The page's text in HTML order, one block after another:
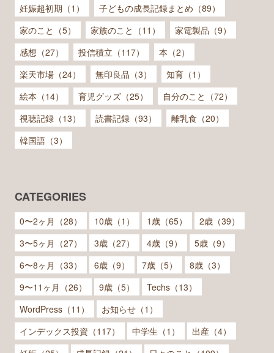
妊娠超初期（1）
子どもの成長記録まとめ（89）
家のこと（5）
家族のこと（11）
家電製品（9）
感想（27）
投信積立（117）
本（2）
楽天市場（24）
無印良品（3）
知育（1）
絵本（14）
育児グッズ（25）
自分のこと（72）
視聴記録（13）
読書記録（93）
離乳食（20）
韓国語（3）
CATEGORIES
0〜2ヶ月（28） 10歳（1） 1歳（65）
2歳（39）
3〜5ヶ月（27）
3歳（27） 4歳（9）
5歳（9）
6〜8ヶ月（33）
6歳（9） 7歳（5）
8歳（3）
9〜11ヶ月（26）
9歳（5）
Techs（13）
WordPress（11）
お知らせ（1）
インデックス投資（117）
中学生（1）
出産（4）